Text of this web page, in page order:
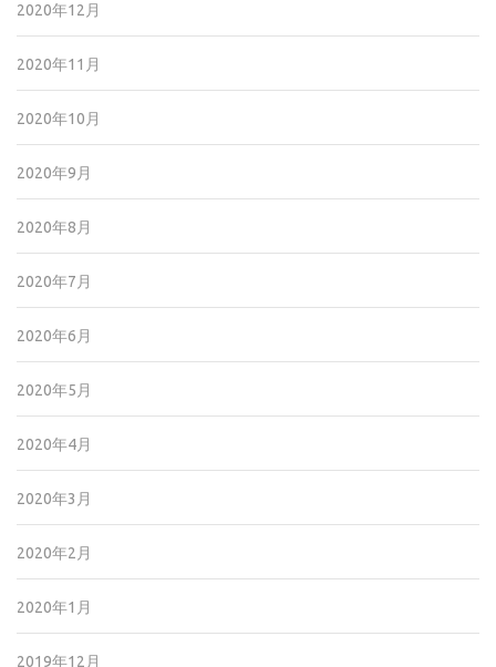
2020年12月
2020年11月
2020年10月
2020年9月
2020年8月
2020年7月
2020年6月
2020年5月
2020年4月
2020年3月
2020年2月
2020年1月
2019年12月